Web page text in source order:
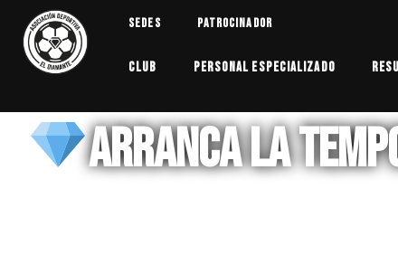
content
Sedes Patrocinador
Club Personal Especializado
Arranca la